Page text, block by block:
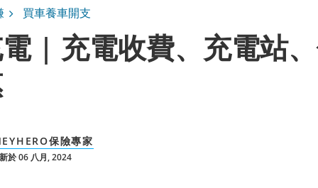
買車養車開支
| 充電收費、充電站
保險專家
於 06 八月, 2024